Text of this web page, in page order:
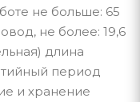
не больше: 65
не более: 19,6
длина
период
и хранение